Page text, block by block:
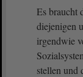
Es braucht
diejenigen
irgendwie
stellen und